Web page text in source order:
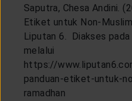
Saputra, Chesa Andini.
Etiket untuk Non-
Liputan 6. Diakses
melalui
https://
panduan-etiket-untuk-
ramadhan